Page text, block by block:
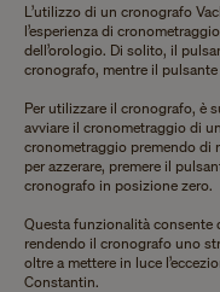
L’utilizzo di un cronografo
l’esperienza di
dell’orologio. Di solito, il
cronografo, mentre il pulsante
Per utilizzare il cronografo, è
avviare il cronometraggio di
cronometraggio premendo di
per azzerare, premere il
cronografo in posizione zero.
Questa funzionalità consente
rendendo il cronografo uno
oltre a mettere in luce
Constantin.